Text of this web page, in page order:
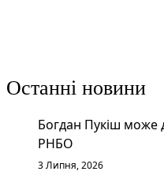
Останні новини
Богдан Пукіш може
РНБО
3 Липня, 2026